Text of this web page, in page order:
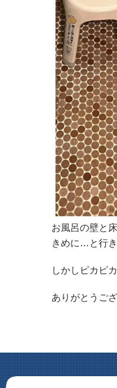
お風呂の壁と
きめに…と行
しかしピカピ
ありがとうご